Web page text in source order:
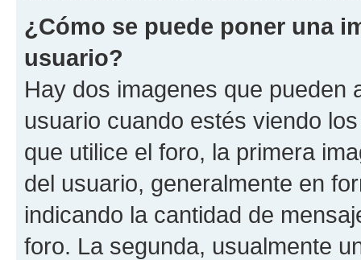
¿Cómo se puede poner una
usuario?
Hay dos imagenes que pueden
usuario cuando estés viendo
que utilice el foro, la primera
del usuario, generalmente en
indicando la cantidad de
foro. La segunda, usualmente